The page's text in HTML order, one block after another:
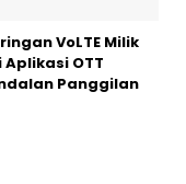
VoLTE Milik
OTT
Panggilan